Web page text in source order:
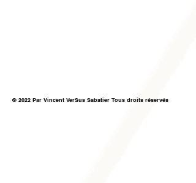
© 2022 Par Vincent VerSus Sabatier Tous droits réservés